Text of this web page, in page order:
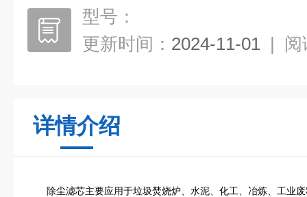
型号：
更新时间： 2024-11-01 | 阅
详情介绍
除尘滤芯主要应用于垃圾焚烧炉、水泥、化工、冶炼、工业废